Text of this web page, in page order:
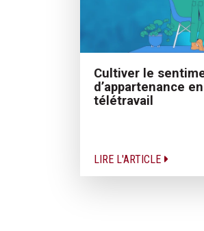
Cultiver le
d’appartenance en
télétravail
LIRE L'ARTICLE